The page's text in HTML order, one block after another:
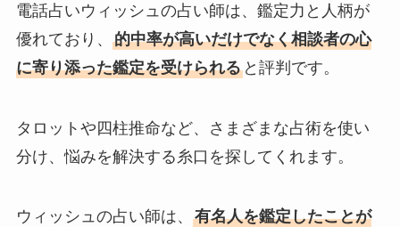
電話占いウィッシュの占い師は、鑑定力と人柄が
優れており、 的中率が高いだけでなく相談者の心
に寄り添った鑑定を受けられると評判です。
タロットや四柱推命など、さまざまな占術を使い
分け、悩みを解決する糸口を探してくれます。
ウィッシュの占い師は、 有名人を鑑定したことが